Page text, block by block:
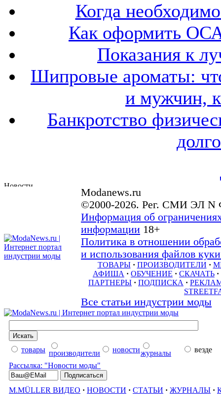
Когда
Как оформить
Показания к
Шипровые ароматы:
и мужчин,
Банкротство
Modanews.ru
©2000-2026. Рег. СМИ ЭЛ N
Информация об
информации 18+
Политика в отношении
и использования файлов
ТОВАРЫ · ПРОИЗВОДИТЕЛИ ·
АФИША · ОБУЧЕНИЕ · СКАЧАТЬ ·
ПАРТНЕРЫ · ПОДПИСКА ·
Все статьи индустрии моды
товары производители новостижурналы
везде
Рассылка: "Новости моды"
M.MÜLLER ВИДЕО · НОВОСТИ · СТАТЬИ · ЖУРНАЛЫ ·